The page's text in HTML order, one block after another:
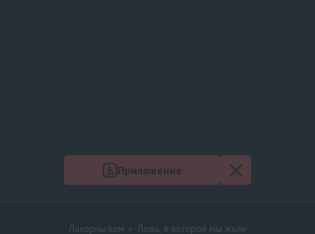
Лакорны.ком Ложь, в которой мы жили
Приложение